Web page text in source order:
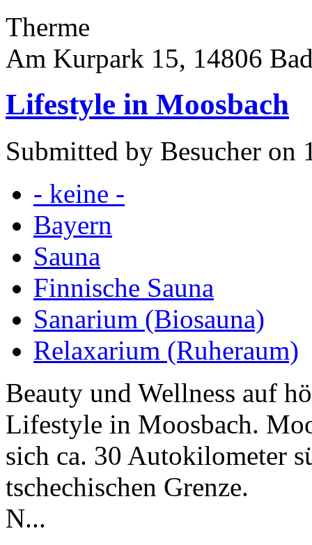
Therme
Am Kurpark 15, 14806
Lifestyle in Moosbach
Submitted by Besucher
- keine -
Bayern
Sauna
Finnische Sauna
Sanarium (Biosauna)
Relaxarium (Ruheraum)
Beauty und Wellness auf
Lifestyle in Moosbach.
sich ca. 30 Autokilometer
tschechischen Grenze.
N...